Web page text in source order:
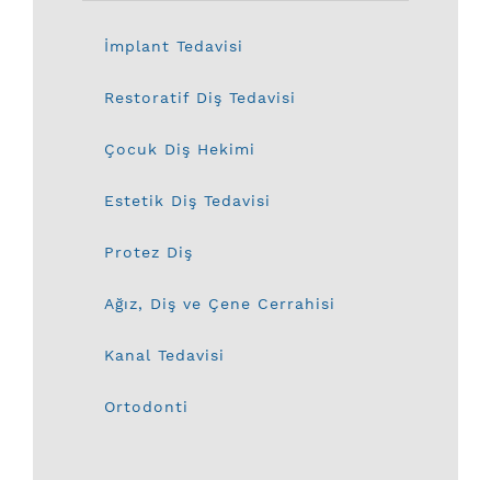
İmplant Tedavisi
Restoratif Diş Tedavisi
Çocuk Diş Hekimi
Estetik Diş Tedavisi
Protez Diş
Ağız, Diş ve Çene Cerrahisi
Kanal Tedavisi
Ortodonti